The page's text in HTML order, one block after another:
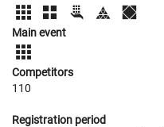
Main event
Competitors
110
Registration period